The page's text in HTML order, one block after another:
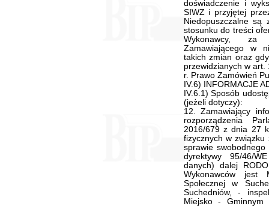
doświadczenie i
SIWZ i przyjętej
Niedopuszczalne są
stosunku do treści
Wykonawcy, za
Zamawiającego w
takich zmian oraz
przewidzianych w art.
r. Prawo Zamówień
IV.6) INFORMACJE
IV.6.1) Sposób
(jeżeli dotyczy):
12. Zamawiający
rozporządzenia
2016/679 z dnia 27
fizycznych w
sprawie
dyrektywy 95/46/
danych) dalej
Wykonawców jest
Społecznej w
Suchedniów, -
Miejsko - Gminnym